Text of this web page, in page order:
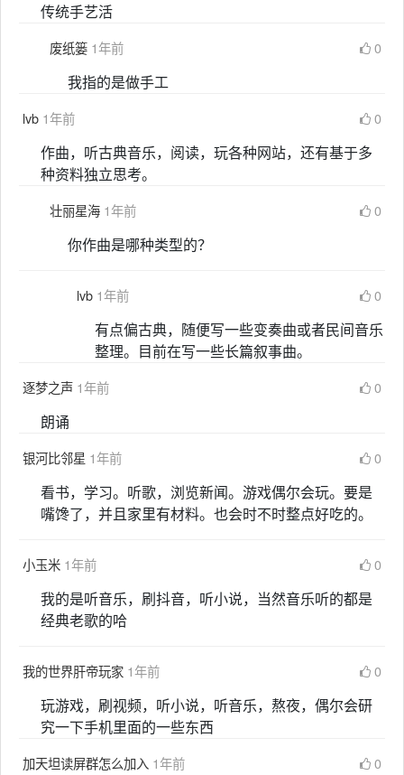
传统手艺活
废纸篓 1年前 0
我指的是做手工
lvb 1年前 0
作曲，听古典音乐，阅读，玩各种网站，还有基于多
种资料独立思考。
壮丽星海 1年前 0
你作曲是哪种类型的？
lvb 1年前 0
有点偏古典，随便写一些变奏曲或者民间音乐
整理。目前在写一些长篇叙事曲。
逐梦之声 1年前 0
朗诵
银河比邻星 1年前 0
看书，学习。听歌，浏览新闻。游戏偶尔会玩。要是
嘴馋了，并且家里有材料。也会时不时整点好吃的。
小玉米 1年前 0
我的是听音乐，刷抖音，听小说，当然音乐听的都是
经典老歌的哈
我的世界肝帝玩家 1年前 0
玩游戏，刷视频，听小说，听音乐，熬夜，偶尔会研
究一下手机里面的一些东西
加天坦读屏群怎么加入 1年前 0